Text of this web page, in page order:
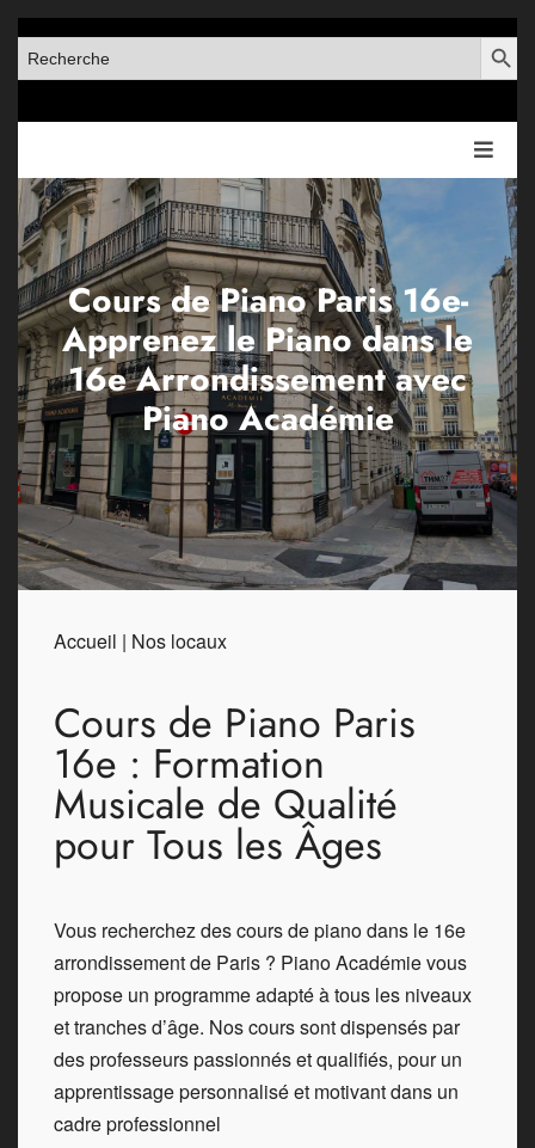
SEARCH
FOR:
SEARCH
Cours de Piano Paris 16e-
Apprenez le Piano dans le
16e Arrondissement avec
Piano Académie
Accueil | Nos locaux
Cours de Piano Paris
16e : Formation
Musicale de Qualité
pour Tous les Âges
Vous recherchez des cours de piano dans le 16e
arrondissement de Paris ? Piano Académie vous
propose un programme adapté à tous les niveaux
et tranches d’âge. Nos cours sont dispensés par
des professeurs passionnés et qualifiés, pour un
apprentissage personnalisé et motivant dans un
cadre professionnel